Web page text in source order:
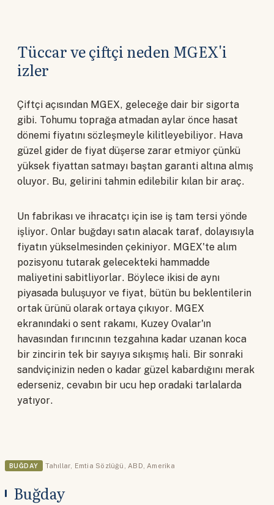
Tüccar ve çiftçi neden MGEX'i
izler
Çiftçi açısından MGEX, geleceğe dair bir sigorta
gibi. Tohumu toprağa atmadan aylar önce hasat
dönemi fiyatını sözleşmeyle kilitleyebiliyor. Hava
güzel gider de fiyat düşerse zarar etmiyor çünkü
yüksek fiyattan satmayı baştan garanti altına almış
oluyor. Bu, gelirini tahmin edilebilir kılan bir araç.
Un fabrikası ve ihracatçı için ise iş tam tersi yönde
işliyor. Onlar buğdayı satın alacak taraf, dolayısıyla
fiyatın yükselmesinden çekiniyor. MGEX'te alım
pozisyonu tutarak gelecekteki hammadde
maliyetini sabitliyorlar. Böylece ikisi de aynı
piyasada buluşuyor ve fiyat, bütün bu beklentilerin
ortak ürünü olarak ortaya çıkıyor. MGEX
ekranındaki o sent rakamı, Kuzey Ovalar'ın
havasından fırıncının tezgahına kadar uzanan koca
bir zincirin tek bir sayıya sıkışmış hali. Bir sonraki
sandviçinizin neden o kadar güzel kabardığını merak
ederseniz, cevabın bir ucu hep oradaki tarlalarda
yatıyor.
BUĞDAY Tahıllar, Emtia Sözlüğü ,ABD,Amerika
Buğday